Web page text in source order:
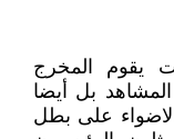
يقوم المخرج
بل أيضا
الاضواء على بطل